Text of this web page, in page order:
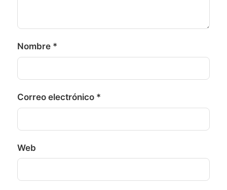
Nombre *
Correo electrónico *
Web